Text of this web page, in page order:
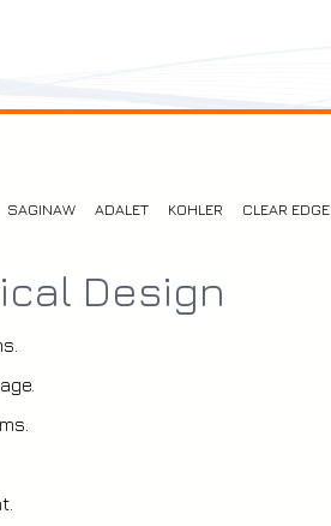
SAGINAW ADALET KOHLER CLEAR EDGE
Design